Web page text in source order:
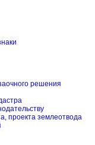
решения
проекта землеотвода